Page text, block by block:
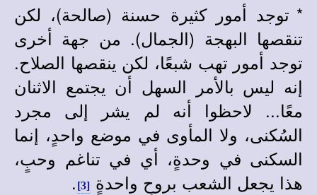
* توجد أمور كثيرة حسنة (صالحة)، لكن
تنقصها البهجة (الجمال). من جهة أخرى
توجد أمور تهب شبعًا، لكن ينقصها الصلاح.
إنه ليس بالأمر السهل أن يجتمع الاثنان
معًا... لاحظوا أنه لم يشر إلى مجرد
السُكنى، ولا المأوى في موضع واحدٍ، إنما
السكنى في وحدةٍ، أي في تناغم وحبٍ،
هذا يجعل الشعب بروحٍ واحدةٍ [3]
.